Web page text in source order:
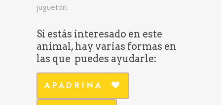
juguetón.
Si estás interesado en este
animal, hay varias formas en
las que puedes ayudarle:
APADRINA